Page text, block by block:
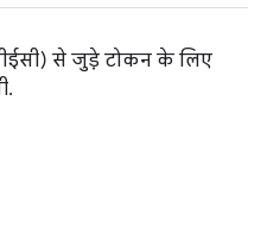
से जुड़े टोकन के लिए